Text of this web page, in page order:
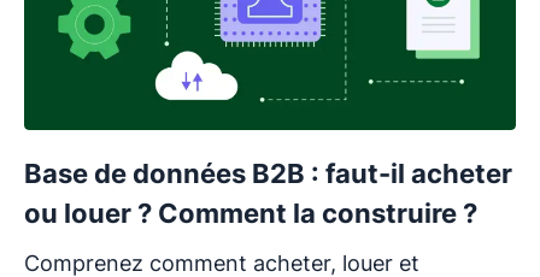
Base de données B2B : faut-il acheter
ou louer ? Comment la construire ?
Comprenez comment acheter, louer et